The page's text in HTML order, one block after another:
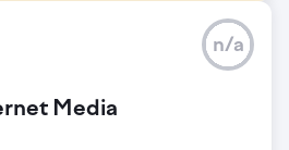
att hjälpa till att generera leads
innehåll, design och
SEO-tjänster.
Media
n/a